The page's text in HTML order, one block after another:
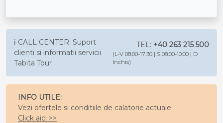
ℹ️ CALL CENTER: Suport
clienti si informatii servicii
Tabita Tour
TEL: +40 263 215 500
(L-V 08:00-17:30 | S 08:00-10:00 | D
Inchis)
INFO UTILE:
Vezi ofertele si conditiile de calatorie actuale
Click aici >>